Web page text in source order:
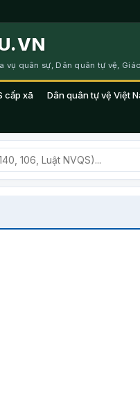
quân sự, Dân quân tự vệ,
cấp xã Dân quân tự vệ Việt